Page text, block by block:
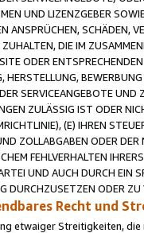
UND LIZENZGEBER
ANSPRÜCHEN, SCHÄDEN,
DIE IM
ODER
HERSTELLUNG,
SERVICEANGEBOTE UND
ZULÄSSIG IST ODER
(E) IHREN
ZOLLABGABEN ODER DER
FEHLVERHALTEN
UND AUCH DURCH EIN
DURCHZUSETZEN ODER
Recht und
etwaiger Streitigkeiten,